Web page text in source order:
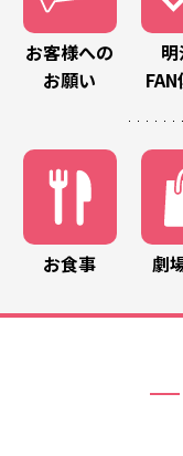
お客様への
お願い
お食事 劇